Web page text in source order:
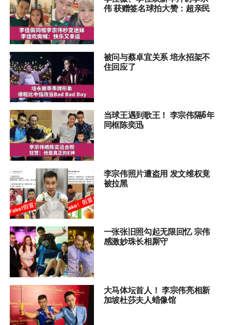
伟 获赠签名球拍大赞：超亲民
被问与蔡卓宜关系 培永招架不
住回应了
当球王遇到歌王！ 李宗伟隔6年
同框陈奕迅
李宗伟照片遭盗用 发文维权竟
被拉黑
一张张旧照勾起无限回忆 宗伟
感激妙珠长相厮守
大马体坛首人！ 李宗伟亮相新
加坡杜莎夫人蜡像馆